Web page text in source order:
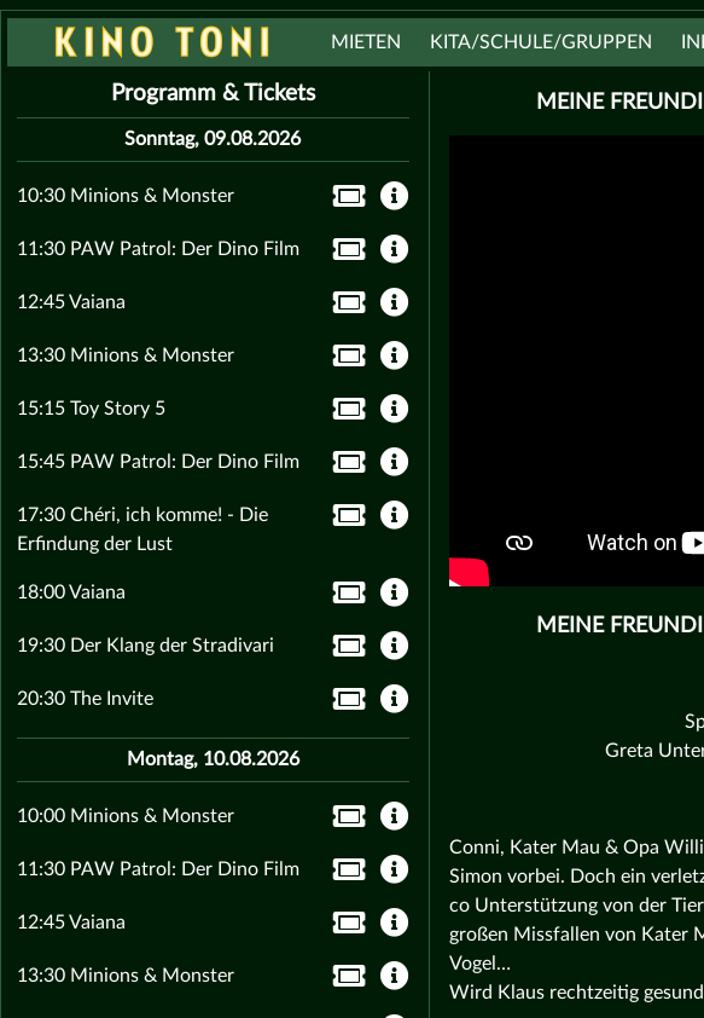
MIETEN KITA/SCHULE/GRUPPEN
MEINE
MEINE
Greta
Conni, Kater Mau & Opa
Simon vorbei. Doch ein
co Unterstützung von der
großen Missfallen von Kater
Vogel…
Wird Klaus rechtzeitig
Programm & Tickets
Sonntag, 09.08.2026
10:30 Minions & Monster
11:30 PAW Patrol: Der Dino Film
12:45 Vaiana
13:30 Minions & Monster
15:15 Toy Story 5
15:45 PAW Patrol: Der Dino Film
17:30 Chéri, ich komme! - Die
Erfindung der Lust
18:00 Vaiana
19:30 Der Klang der Stradivari
20:30 The Invite
Montag, 10.08.2026
10:00 Minions & Monster
11:30 PAW Patrol: Der Dino Film
12:45 Vaiana
13:30 Minions & Monster